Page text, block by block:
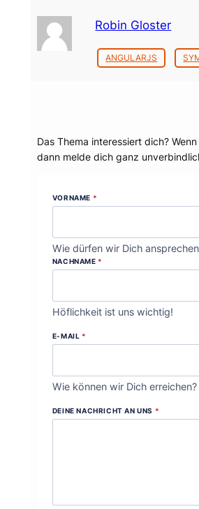
Robin Gloster
ANGULARJS
Das Thema interessiert dich?
dann melde dich ganz
VORNAME *
Wie dürfen wir Dich
NACHNAME *
Höflichkeit ist uns wichtig!
E-MAIL *
Wie können wir Dich erreichen?
DEINE NACHRICHT AN UNS *